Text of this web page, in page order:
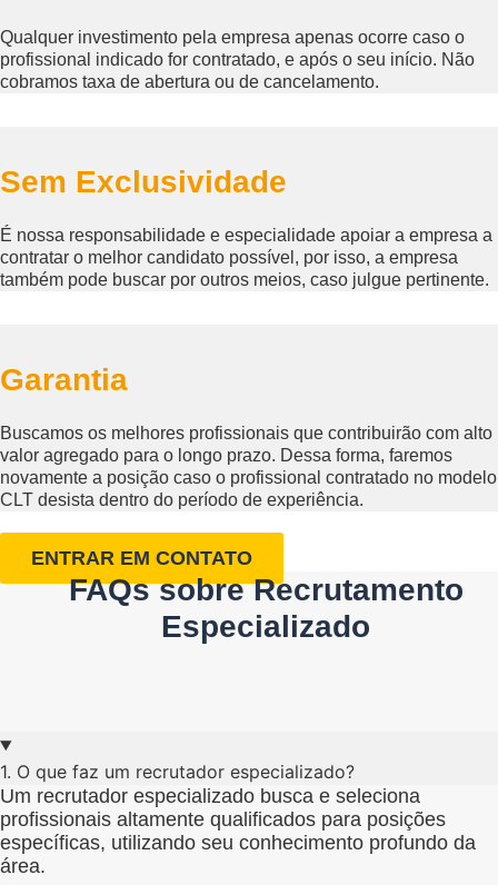
Qualquer investimento pela empresa apenas ocorre caso o
profissional indicado for contratado, e após o seu início. Não
cobramos taxa de abertura ou de cancelamento.
Sem Exclusividade
É nossa responsabilidade e especialidade apoiar a empresa a
contratar o melhor candidato possível, por isso, a empresa
também pode buscar por outros meios, caso julgue pertinente.
Garantia
Buscamos os melhores profissionais que contribuirão com alto
valor agregado para o longo prazo. Dessa forma, faremos
novamente a posição caso o profissional contratado no modelo
CLT desista dentro do período de experiência.
ENTRAR EM CONTATO
FAQs sobre Recrutamento
Especializado
1. O que faz um recrutador especializado?
Um recrutador especializado busca e seleciona
profissionais altamente qualificados para posições
específicas, utilizando seu conhecimento profundo da
área.